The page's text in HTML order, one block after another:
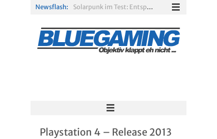
Newsflash:
Solarpunk im Test: Entspannter Aufbau über den Wolken
PS Plus Extra und Premium: Erste Abgänge für August 2026 bestätigt
Gamescom 2026: Sony fehlt zum siebten Mal in Folge
R.E.P.O. im Test: Chaos, Koop und viel Spannung
Playstation 4 – Release 2013